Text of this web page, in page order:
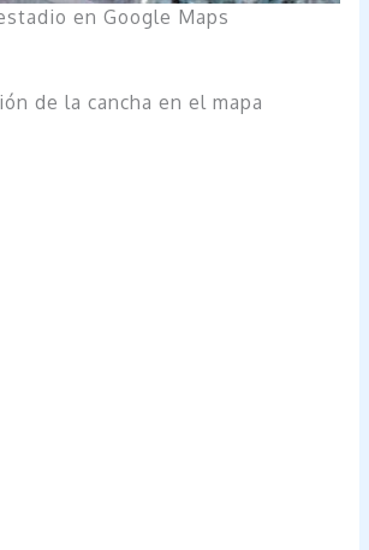
en Google Maps
de la cancha en el mapa